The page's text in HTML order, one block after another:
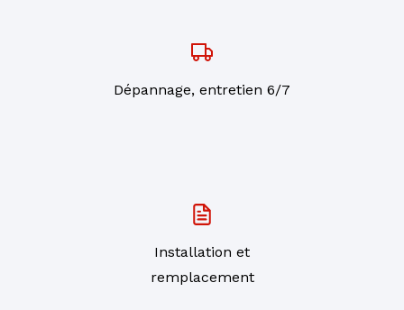
Dépannage, entretien 6/7
Installation et
remplacement